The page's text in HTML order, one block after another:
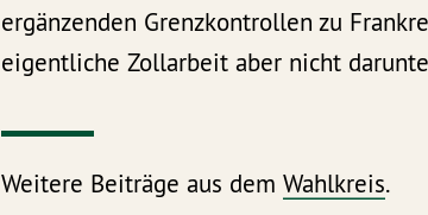
ergänzenden Grenzkontrollen zu
eigentliche Zollarbeit aber nicht
Weitere Beiträge aus demWahlkreis.